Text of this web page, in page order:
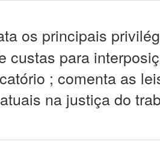
os principais
custas para
; comenta as
na justiça do